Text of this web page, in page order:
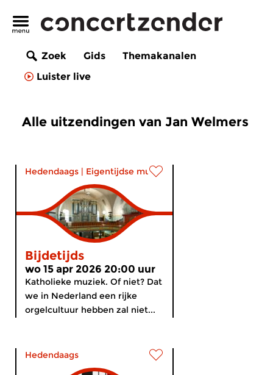
Zoek Gids
Themakanalen
Luister live
Alle uitzendingen van Jan Welmers
Hedendaags | Eigentijdse muziek
Bijdetijds
wo 15 apr 2026 20:00 uur
Katholieke muziek. Of niet? Dat
we in Nederland een rijke
orgelcultuur hebben zal niet...
Hedendaags